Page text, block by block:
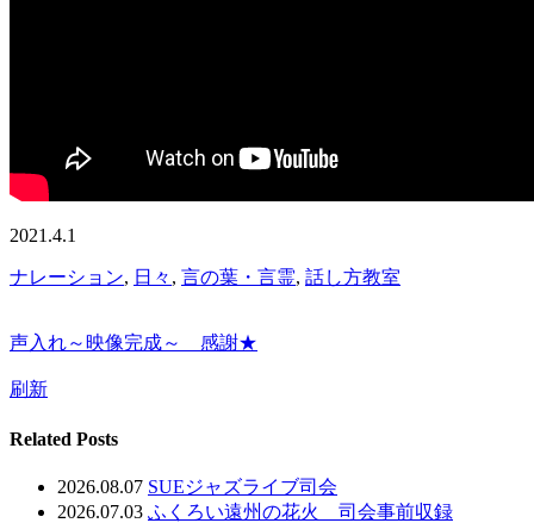
2021.4.1
ナレーション, 日々 , 言の葉・言霊, 話し方教室
声入れ～映像完成～ 感謝★
刷新
Related Posts
2026.08.07 SUEジャズライブ司会
2026.07.03 ふくろい遠州の花火 司会事前収録